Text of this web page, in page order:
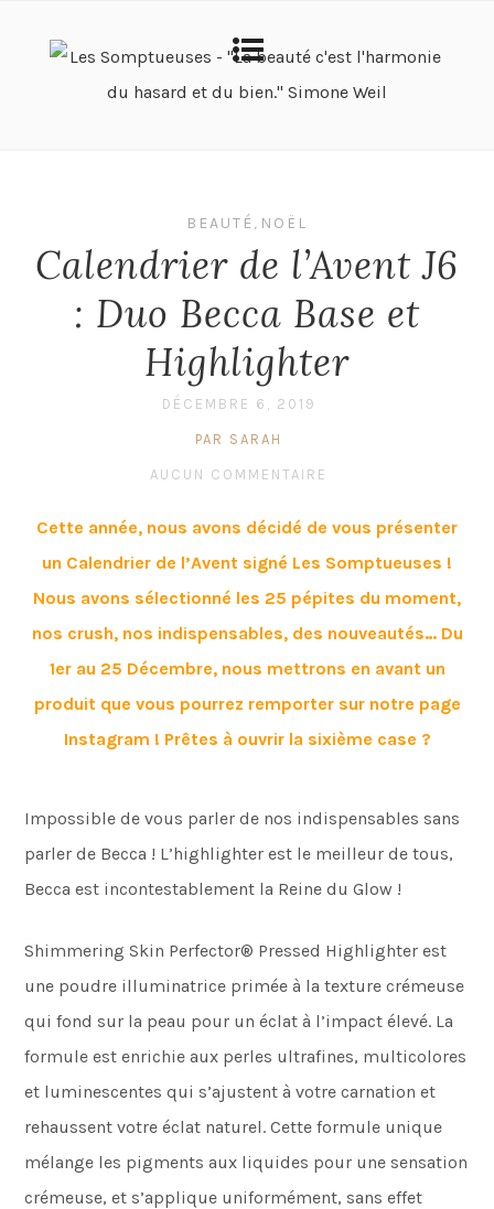
BEAUTÉ, NOËL
Calendrier de l’Avent J6
: Duo Becca Base et
Highlighter
DÉCEMBRE 6, 2019
PAR SARAH
AUCUN COMMENTAIRE
Cette année, nous avons décidé de vous présenter
un Calendrier de l’Avent signé Les Somptueuses !
Nous avons sélectionné les 25 pépites du moment,
nos crush, nos indispensables, des nouveautés… Du
1er au 25 Décembre, nous mettrons en avant un
produit que vous pourrez remporter sur notre page
Instagram ! Prêtes à ouvrir la sixième case ?
Impossible de vous parler de nos indispensables sans
parler de Becca ! L’highlighter est le meilleur de tous,
Becca est incontestablement la Reine du Glow !
Shimmering Skin Perfector® Pressed Highlighter est
une poudre illuminatrice primée à la texture crémeuse
qui fond sur la peau pour un éclat à l’impact élevé. La
formule est enrichie aux perles ultrafines, multicolores
et luminescentes qui s’ajustent à votre carnation et
rehaussent votre éclat naturel. Cette formule unique
mélange les pigments aux liquides pour une sensation
crémeuse, et s’applique uniformément, sans effet